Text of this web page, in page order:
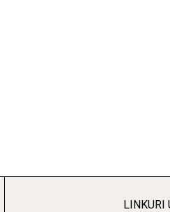
LINKURI